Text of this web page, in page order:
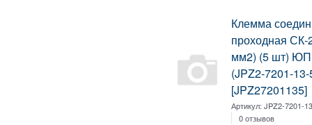
Клемма
проходная СК-
мм2) (5 шт)
(JPZ2-7201-
[JPZ27201135]
Артикул:JPZ2-7201-
0 отзывов